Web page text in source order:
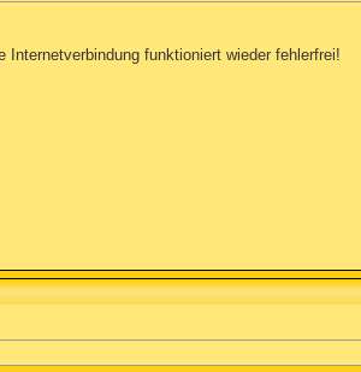
funktioniert wieder fehlerfrei!